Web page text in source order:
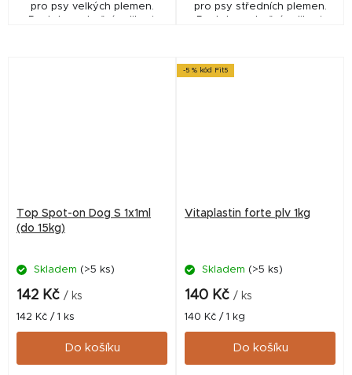
pro psy velkých plemen.
pro psy středních plemen.
Top Spot-on Dog S 1x1ml
(do 15kg)
Skladem (>5 ks)
142 Kč / ks
Měrná
cena:
142 Kč / 1 ks
Do košíku
-5 % kód Fit5
Vitaplastin forte plv 1kg
Skladem (>5 ks)
140 Kč / ks
Měrná
cena:
140 Kč / 1 kg
Do košíku